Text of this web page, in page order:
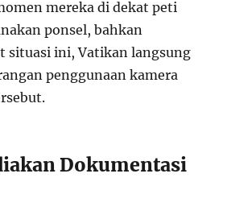
mereka di dekat peti
ponsel, bahkan
situasi ini, Vatikan langsung
penggunaan kamera
Dokumentasi